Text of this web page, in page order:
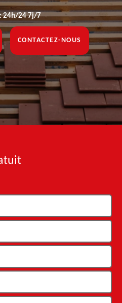
24h/24 7j/7
CONTACTEZ-NOUS